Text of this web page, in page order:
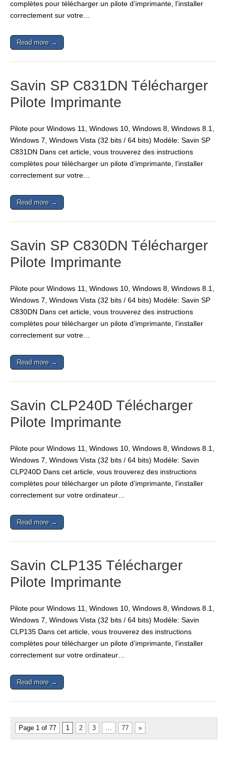
complètes pour télécharger un pilote d’imprimante, l’installer
correctement sur votre…
Read more →
Savin SP C831DN Télécharger
Pilote Imprimante
Pilote pour Windows 11, Windows 10, Windows 8, Windows 8.1,
Windows 7, Windows Vista (32 bits / 64 bits) Modèle: Savin SP
C831DN Dans cet article, vous trouverez des instructions
complètes pour télécharger un pilote d’imprimante, l’installer
correctement sur votre…
Read more →
Savin SP C830DN Télécharger
Pilote Imprimante
Pilote pour Windows 11, Windows 10, Windows 8, Windows 8.1,
Windows 7, Windows Vista (32 bits / 64 bits) Modèle: Savin SP
C830DN Dans cet article, vous trouverez des instructions
complètes pour télécharger un pilote d’imprimante, l’installer
correctement sur votre…
Read more →
Savin CLP240D Télécharger
Pilote Imprimante
Pilote pour Windows 11, Windows 10, Windows 8, Windows 8.1,
Windows 7, Windows Vista (32 bits / 64 bits) Modèle: Savin
CLP240D Dans cet article, vous trouverez des instructions
complètes pour télécharger un pilote d’imprimante, l’installer
correctement sur votre ordinateur…
Read more →
Savin CLP135 Télécharger
Pilote Imprimante
Pilote pour Windows 11, Windows 10, Windows 8, Windows 8.1,
Windows 7, Windows Vista (32 bits / 64 bits) Modèle: Savin
CLP135 Dans cet article, vous trouverez des instructions
complètes pour télécharger un pilote d’imprimante, l’installer
correctement sur votre ordinateur…
Read more →
Page 1 of 77 1 2 3 … 77 »